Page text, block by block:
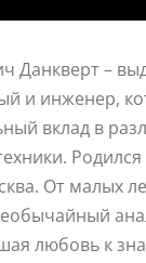
Данкверт –
и инженер,
вклад в
От малых
любовь к